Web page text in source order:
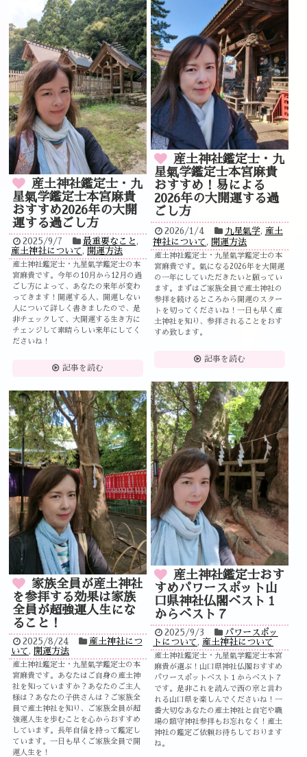
産土神社鑑定士・九
星氣学鑑定士本宮麻貴
おすすめ！易による
2026年の大開運する過
ごし方
2026/1/4 九星氣学,
産土
神社について
開運方法
産土神社鑑定士・九星氣学鑑定士の本
宮麻貴です。氣になる2026年を大開運
の一年にしていただきたいと願ってい
ます。まずはご家族全員で産土神社の
参拝を続けるところから開運のスター
トを切ってくださいね！一日も早く産
土神社を知り、参拝されることをおす
すめ致します。
記事を読む
産土神社鑑定士・九
星氣学鑑定士本宮麻貴
おすすめ2026年の大開
運する過ごし方
2025/9/7 最重要なこと
産土神社について
開運方法
産土神社鑑定士・九星氣学鑑定士の本
宮麻貴です。今年の10月から12月の過
ごし方によって、あなたの来年が変わ
ってきます！開運する人、開運しない
人について詳しく書きましたので、是
非チェックして、大開運する生き方に
チェンジして素晴らしい来年にしてく
ださいね！
記事を読む
産土神社鑑定士おす
すめパワースポット山
口県神社仏閣ベスト１
からベスト７
2025/9/3
パワースポッ
トについて , 産土神社について
産土神社鑑定士・九星氣学鑑定士本宮
麻貴が選ぶ！山口県神社仏閣おすすめ
パワースポットベスト１からベスト７
です。是非これを読んで西の京と言わ
れる山口県を楽しんでくださいね！一
番大切なあなたの産土神社と自宅や職
場の鎮守神社参拝もお忘れなく！産土
神社の鑑定ご依頼お待ちしております
ね。
家族全員が産土神社
を参拝する効果は家族
全員が超強運人生にな
ること！
2025/8/24
産土神社につ
いて , 開運方法
産土神社鑑定士・九星氣学鑑定士の本
宮麻貴です。あなたはご自身の産土神
社を知っていますか？あなたのご主人
様は？あなたの子供さんは？ご家族全
員で産土神社を知り、ご家族全員が超
強運人生を歩むことを心からおすすめ
しています。長年自信を持って鑑定し
ています。一日も早くご家族全員で開
運人生を！